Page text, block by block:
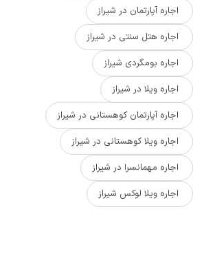
اجاره آپارتمان در شیراز
اجاره هتل سنتی در شیراز
اجاره بومگردی شیراز
اجاره ویلا در شیراز
اجاره آپارتمان کوهستانی در شیراز
اجاره ویلا کوهستانی در شیراز
اجاره مهمانسرا در شیراز
اجاره ویلا لوکس شیراز